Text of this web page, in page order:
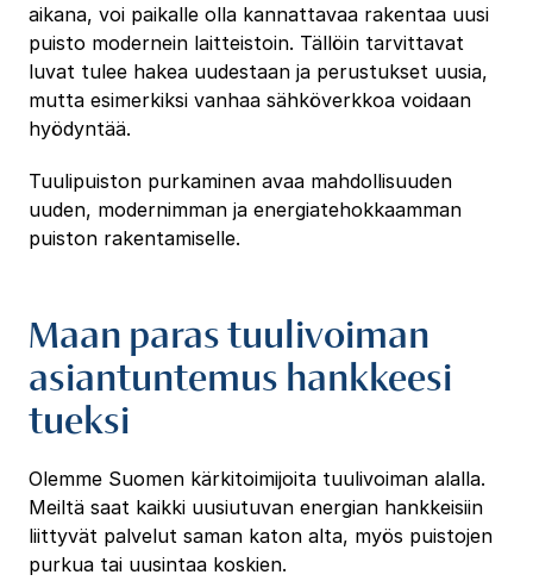
aikana, voi paikalle olla kannattavaa rakentaa uusi
puisto modernein laitteistoin. Tällöin tarvittavat
luvat tulee hakea uudestaan ja perustukset uusia,
mutta esimerkiksi vanhaa sähköverkkoa voidaan
hyödyntää.
Tuulipuiston purkaminen avaa mahdollisuuden
uuden, modernimman ja energiatehokkaamman
puiston rakentamiselle.
Maan paras tuulivoiman
asiantuntemus hankkeesi
tueksi
Olemme Suomen kärkitoimijoita tuulivoiman alalla.
Meiltä saat kaikki uusiutuvan energian hankkeisiin
liittyvät palvelut saman katon alta, myös puistojen
purkua tai uusintaa koskien.